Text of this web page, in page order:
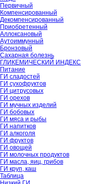
Первичный
Компенсированный
Декомпенсированный
Приобретенный
Аллоксановый
Аутоиммунный
Бронзовый
Сахарная болезнь
ГЛИКЕМИЧЕСКИЙ ИНДЕКС
Питание
ГИ сладостей
ГИ сухофруктов
ГИ цитрусовых
ГИ орехов
ГИ мучных изделий
ГИ бобовых
ГИ мяса и рыбы
ГИ напитков
ГИ алкоголя
ГИ фруктов
ГИ овощей
ГИ молочных продуктов
ГИ масла, яиц, грибов
ГИ круп, каш
Таблица